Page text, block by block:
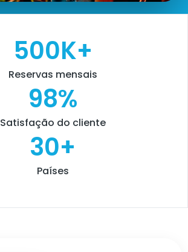
Reservas mensais
500K+
Satisfação do cliente
98%
Países
30+